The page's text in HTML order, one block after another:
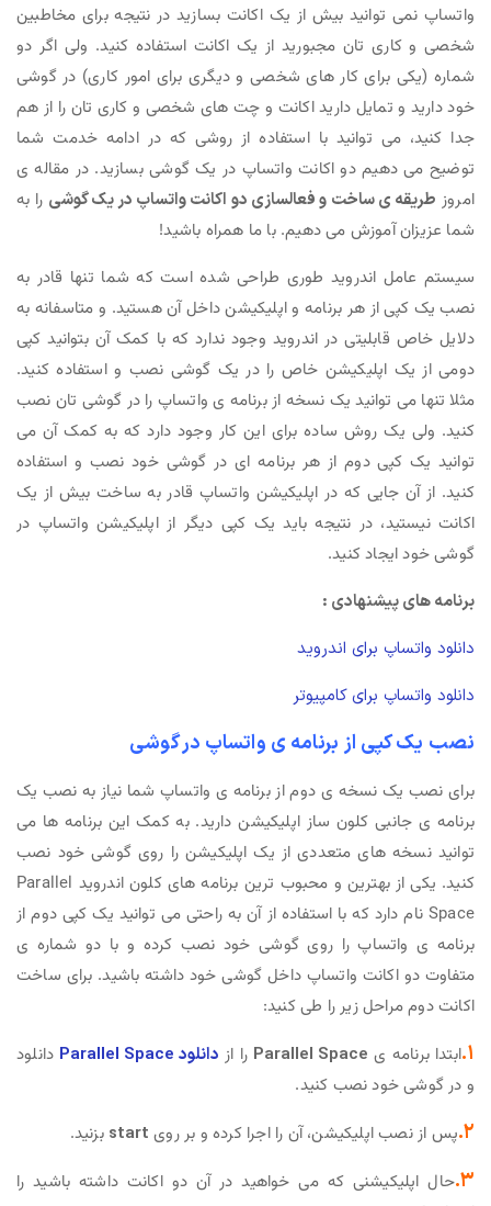
واتساپ نمی توانید بیش از یک اکانت بسازید در نتیجه برای مخاطبین
شخصی و کاری تان مجبورید از یک اکانت استفاده کنید. ولی اگر دو
شماره (یکی برای کار های شخصی و دیگری برای امور کاری) در گوشی
خود دارید و تمایل دارید اکانت و چت های شخصی و کاری تان را از هم
جدا کنید، می توانید با استفاده از روشی که در ادامه خدمت شما
توضیح می دهیم دو اکانت واتساپ در یک گوشی بسازید. در مقاله ی
امروز طریقه ی ساخت و فعالسازی دو اکانت واتساپ در یک گوشی را به
شما عزیزان آموزش می دهیم. با ما همراه باشید!
سیستم عامل اندروید طوری طراحی شده است که شما تنها قادر به
نصب یک کپی از هر برنامه و اپلیکیشن داخل آن هستید. و متاسفانه به
دلایل خاص قابلیتی در اندروید وجود ندارد که با کمک آن بتوانید کپی
دومی از یک اپلیکیشن خاص را در یک گوشی نصب و استفاده کنید.
مثلا تنها می توانید یک نسخه از برنامه ی واتساپ را در گوشی تان نصب
کنید. ولی یک روش ساده برای این کار وجود دارد که به کمک آن می
توانید یک کپی دوم از هر برنامه ای در گوشی خود نصب و استفاده
کنید. از آن جایی که در اپلیکیشن واتساپ قادر به ساخت بیش از یک
اکانت نیستید، در نتیجه باید یک کپی دیگر از اپلیکیشن واتساپ در
گوشی خود ایجاد کنید.
برنامه های پیشنهادی :
دانلود واتساپ برای اندروید
دانلود واتساپ برای کامپیوتر
نصب یک کپی از برنامه ی واتساپ در گوشی
برای نصب یک نسخه ی دوم از برنامه ی واتساپ شما نیاز به نصب یک
برنامه ی جانبی کلون ساز اپلیکیشن دارید. به کمک این برنامه ها می
توانید نسخه های متعددی از یک اپلیکیشن را روی گوشی خود نصب
کنید. یکی از بهترین و محبوب ترین برنامه های کلون اندروید Parallel
Space نام دارد که با استفاده از آن به راحتی می توانید یک کپی دوم از
برنامه ی واتساپ را روی گوشی خود نصب کرده و با دو شماره ی
متفاوت دو اکانت واتساپ داخل گوشی خود داشته باشید. برای ساخت
اکانت دوم مراحل زیر را طی کنید:
۱. ابتدا برنامه ی Parallel Space را از دانلود Parallel Space
دانلود
و در گوشی خود نصب کنید.
۲. پس از نصب اپلیکیشن، آن را اجرا کرده و بر روی start بزنید.
۳. حال اپلیکیشنی که می خواهید در آن دو اکانت داشته باشید را